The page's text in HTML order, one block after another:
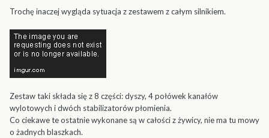
Trochę inaczej wygląda sytuacja z zestawem z całym silnikiem.
Zestaw taki składa się z 8 części: dyszy, 4 połówek kanałów
wylotowych i dwóch stabilizatorów płomienia.
Co ciekawe te ostatnie wykonane są w całości z żywicy, nie ma tu mowy
o żadnych blaszkach.